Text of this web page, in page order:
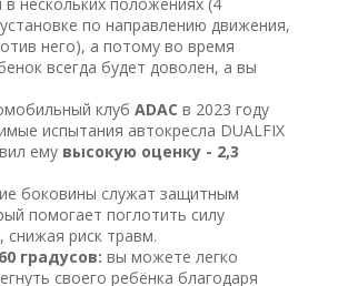
по направлению движения,
него), а потому во время
всегда будет доволен, а вы
клуб ADAC в 2023 году
испытания автокресла DUALFIX
ему высокую оценку - 2,3
боковины служат защитным
помогает поглотить силу
снижая риск травм.
градусов: вы можете легко
своего ребёнка благодаря